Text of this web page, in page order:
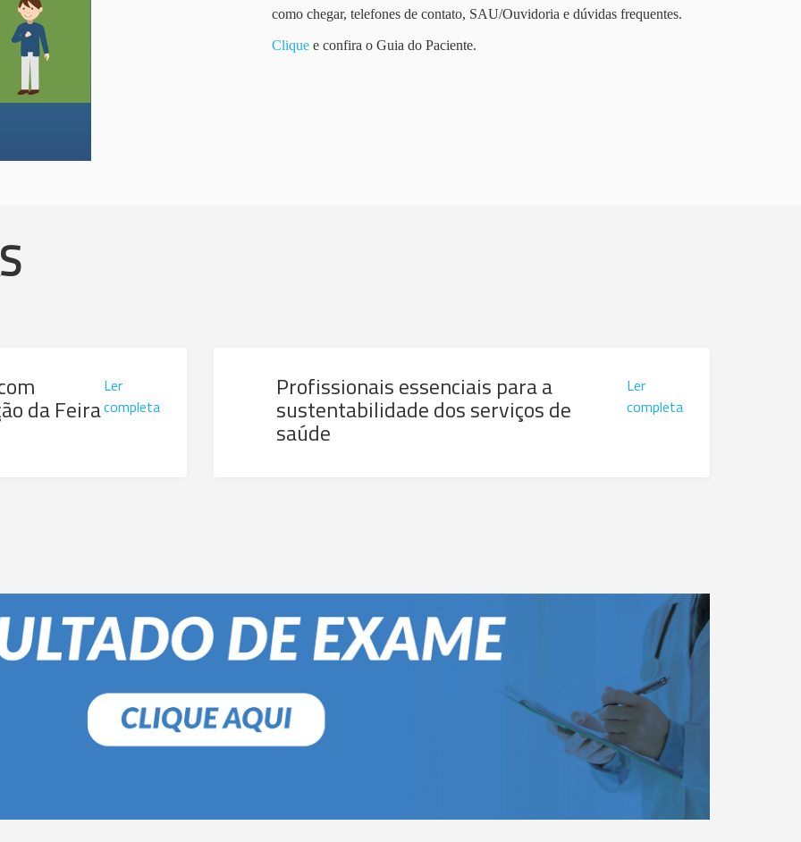
como chegar, telefones de contato, SAU/Ouvidoria e dúvidas frequentes.
Clique e confira o Guia do Paciente.
da Feira
Ler
completa
Profissionais essenciais para a
sustentabilidade dos serviços de
saúde
Ler
completa